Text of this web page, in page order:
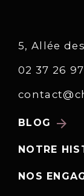
5, Allée
02 37 26
BLOG arrow_forward
NOTRE
NOS